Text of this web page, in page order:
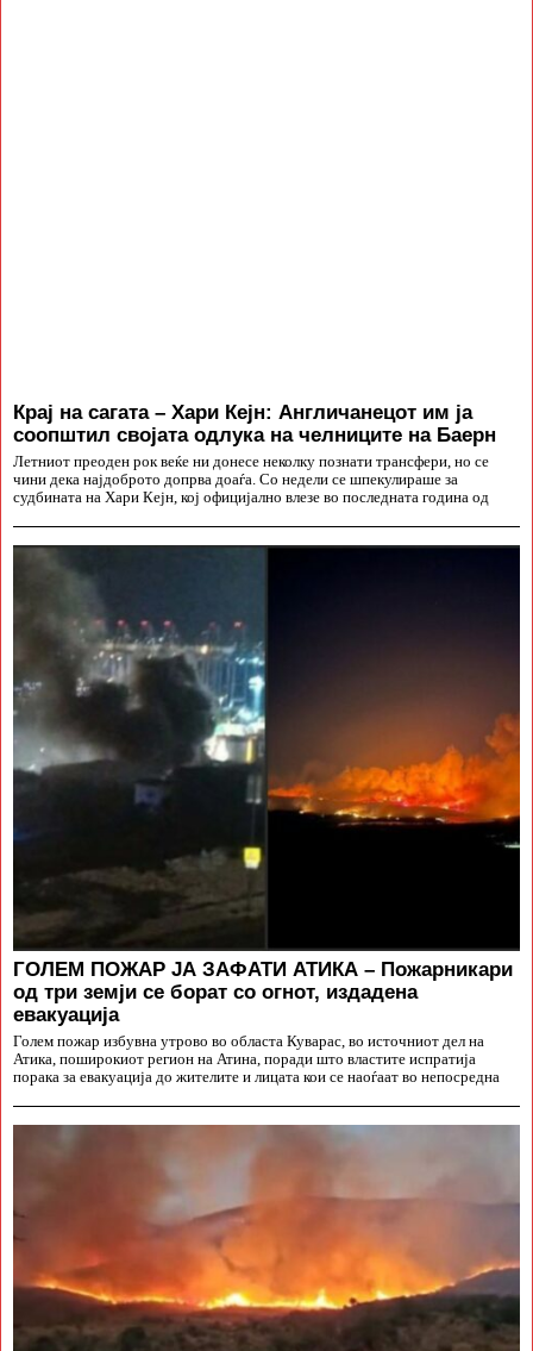
Крај на сагата – Хари Кејн: Англичанецот им ја
соопштил својата одлука на челниците на Баерн
Летниот преоден рок веќе ни донесе неколку познати трансфери, но се
чини дека најдоброто допрва доаѓа. Со недели се шпекулираше за
судбината на Хари Кејн, кој официјално влезе во последната година од
ГОЛЕМ ПОЖАР ЈА ЗАФАТИ АТИКА – Пожарникари
од три земји се борат со огнот, издадена
евакуација
Голем пожар избувна утрово во областа Куварас, во источниот дел на
Атика, поширокиот регион на Атина, поради што властите испратија
порака за евакуација до жителите и лицата кои се наоѓаат во непосредна